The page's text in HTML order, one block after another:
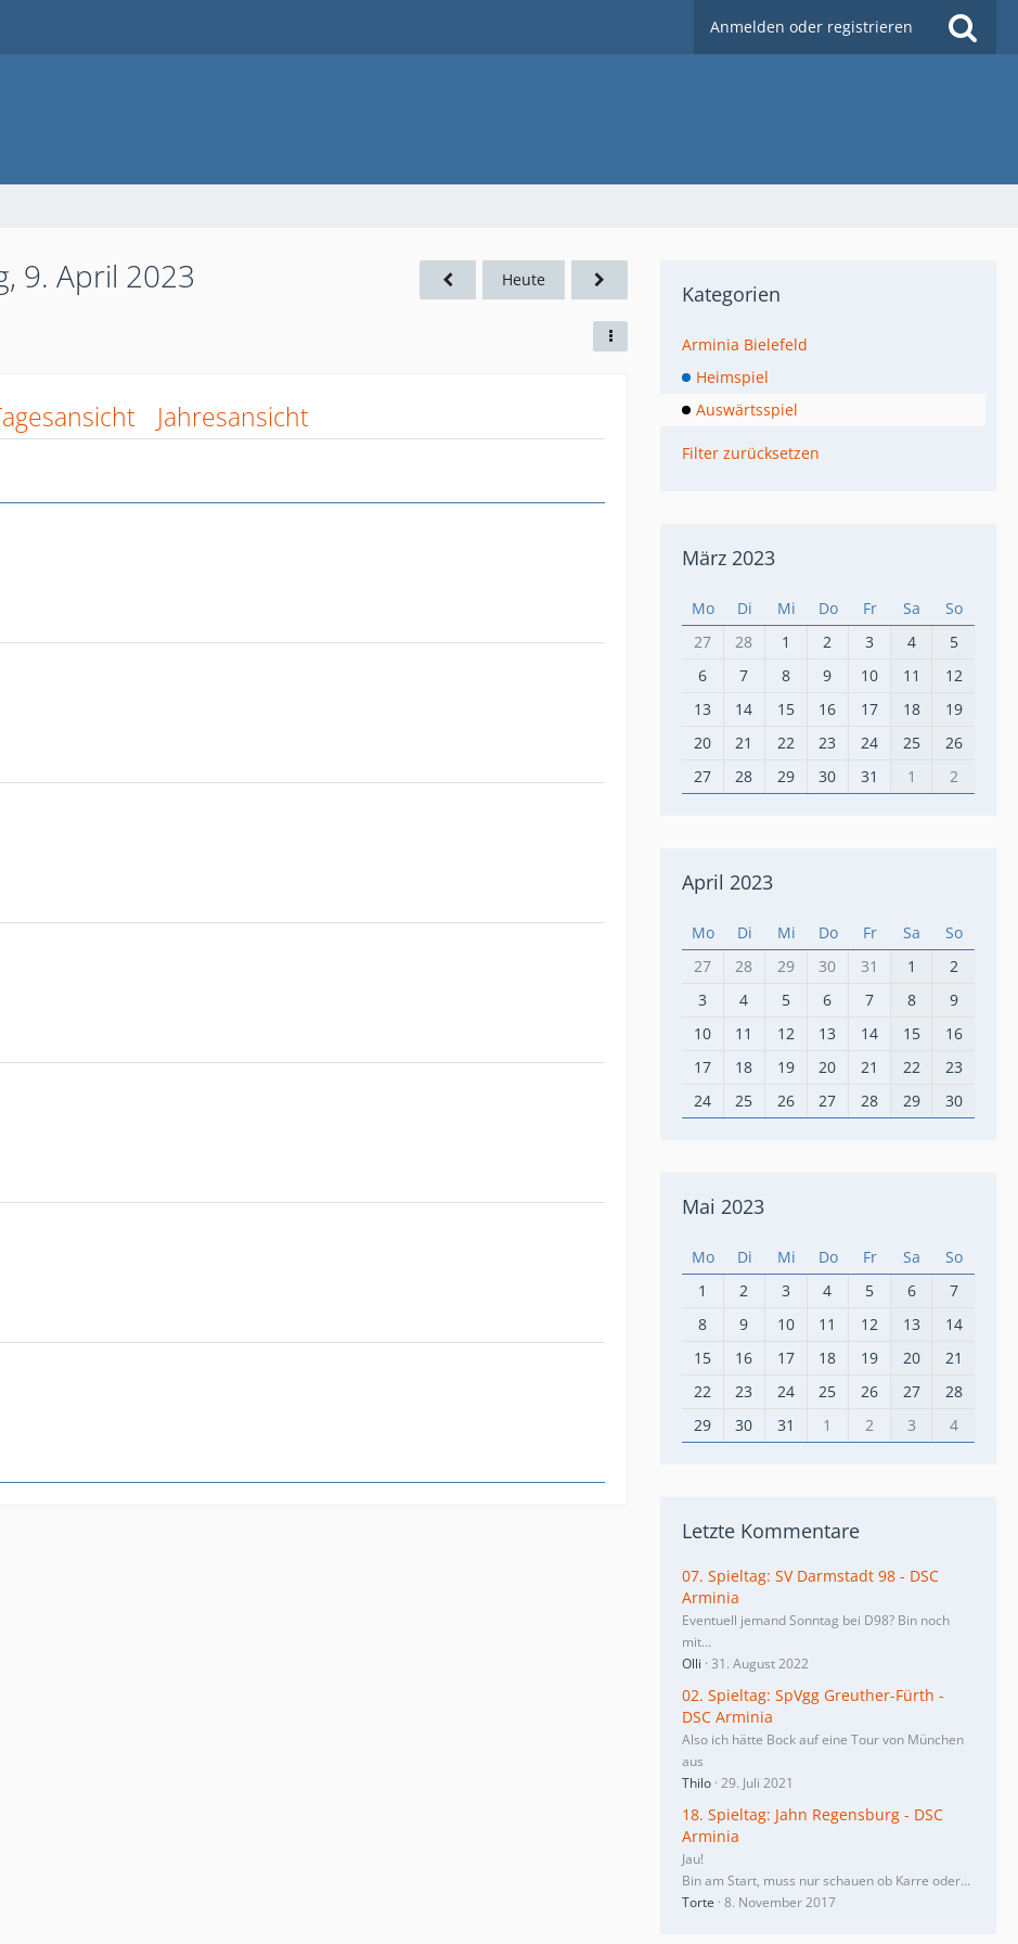
Anmelden oder registrieren
9. April 2023 Heute
Jahresansicht
Kategorien
Arminia Bielefeld
Heimspiel
Auswärtsspiel
Filter zurücksetzen
März 2023
Mo Di Mi Do Fr Sa
So
27
28 1 2 3 4
5
6
7 8 9 10 11
12
13
14 15 16 17 18
19
20
21 22 23 24 25
26
27
28 29 30 31 1 2
April 2023
Mo Di Mi Do Fr Sa
So
27
28 29 30 31 1
2
3
4 5 6 7 8
9
10
11 12 13 14 15
16
17
18 19 20 21 22
23
24
25 26 27 28 29 30
Mai 2023
Mo Di Mi Do Fr Sa
So
1
2 3 4 5 6
7
8
9 10 11 12 13
14
15
16 17 18 19 20
21
22
23 24 25 26 27
28
29
30 31 1 2 3 4
Letzte Kommentare
07. Spieltag: SV Darmstadt 98 - DSC
Arminia
Eventuell jemand Sonntag bei D98? Bin noch
mit…
Olli 31. August 2022
02. Spieltag: SpVgg Greuther-Fürth -
DSC Arminia
Also ich hätte Bock auf eine Tour von München
aus
Thilo 29. Juli 2021
18. Spieltag: Jahn Regensburg - DSC
Arminia
Jau!
Bin am Start, muss nur schauen ob Karre oder…
Torte 8. November 2017